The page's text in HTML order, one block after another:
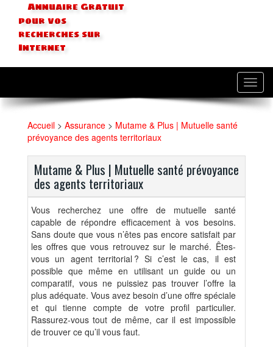
Annuaire Gratuit
pour vos
recherches sur
Internet
Accueil > Assurance > Mutame & Plus | Mutuelle santé
prévoyance des agents territoriaux
Mutame & Plus | Mutuelle santé prévoyance
des agents territoriaux
Vous recherchez une offre de mutuelle santé
capable de répondre efficacement à vos besoins.
Sans doute que vous n’êtes pas encore satisfait par
les offres que vous retrouvez sur le marché. Êtes-
vous un agent territorial ? Si c’est le cas, il est
possible que même en utilisant un guide ou un
comparatif, vous ne puissiez pas trouver l’offre la
plus adéquate. Vous avez besoin d’une offre spéciale
et qui tienne compte de votre profil particulier.
Rassurez-vous tout de même, car il est impossible
de trouver ce qu’il vous faut.